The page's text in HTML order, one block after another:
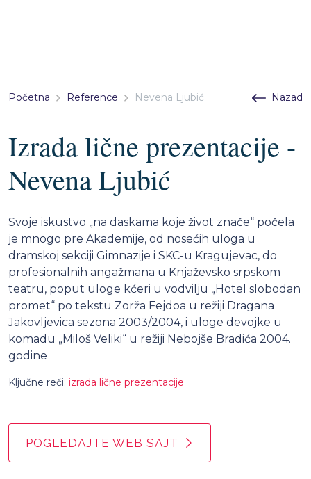
Početna Reference Nevena Ljubić Nazad
Izrada lične prezentacije -
Nevena Ljubić
Svoje iskustvo „na daskama koje život znače“ počela
je mnogo pre Akademije, od nosećih uloga u
dramskoj sekciji Gimnazije i SKC-u Kragujevac, do
profesionalnih angažmana u Knjaževsko srpskom
teatru, poput uloge kćeri u vodvilju „Hotel slobodan
promet“ po tekstu Zorža Fejdoa u režiji Dragana
Jakovljevica sezona 2003/2004, i uloge devojke u
komadu „Miloš Veliki“ u režiji Nebojše Bradića 2004.
godine
Ključne reči: izrada lične prezentacije
POGLEDAJTE WEB SAJT